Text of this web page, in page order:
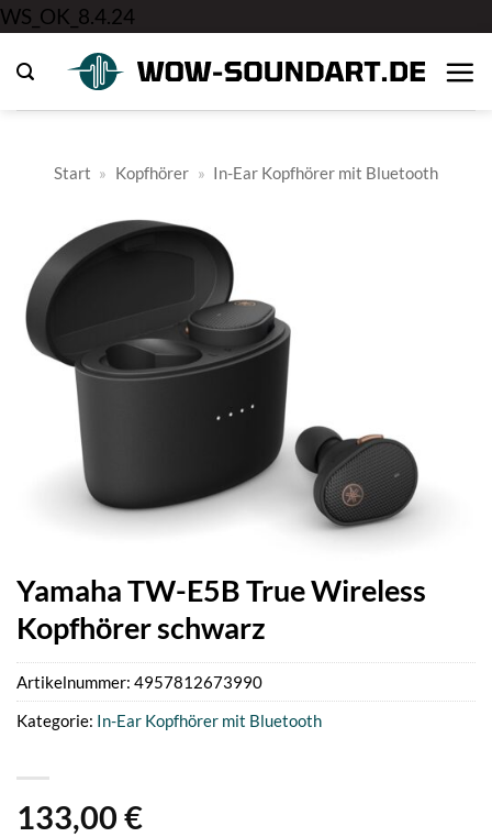
WS_OK_8.4.24
springen
Start » Kopfhörer » In-Ear Kopfhörer mit Bluetooth
Yamaha TW-E5B True Wireless
Kopfhörer schwarz
133,00 €
Artikelnummer: 4957812673990
Kategorie: In-Ear Kopfhörer mit Bluetooth